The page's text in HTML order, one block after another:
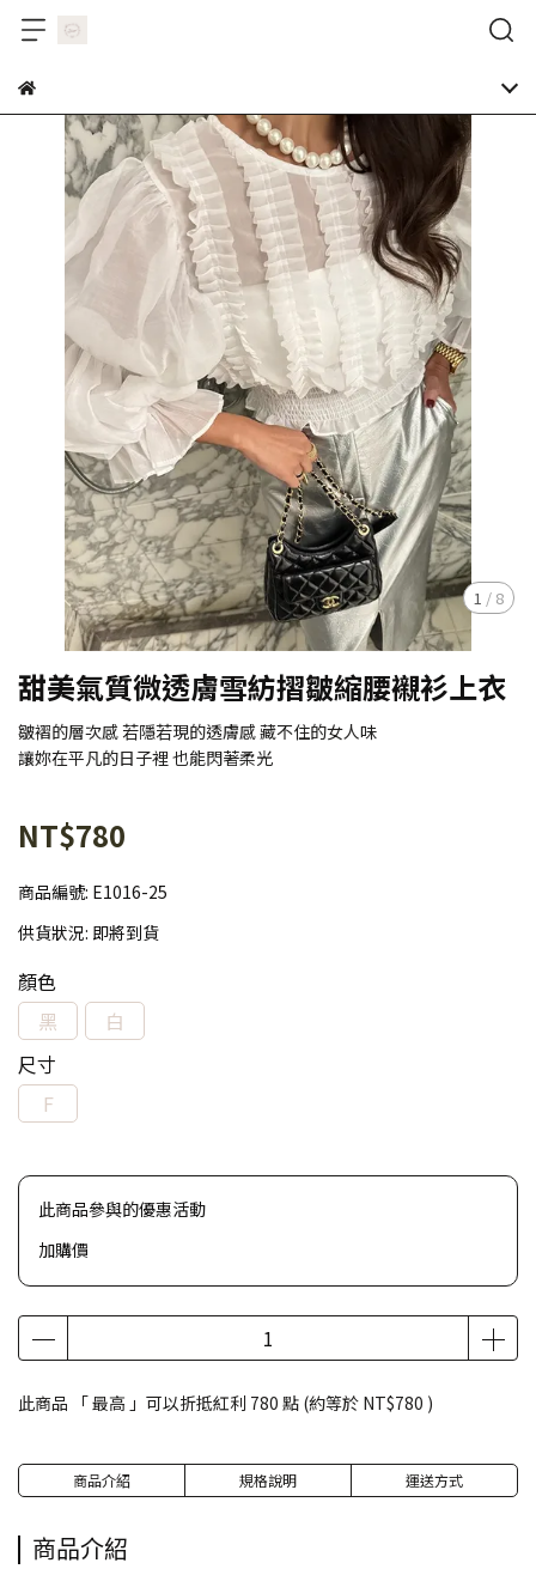
1 / 8
甜美氣質微透膚雪紡摺皺縮腰襯衫上衣
皺褶的層次感 若隱若現的透膚感 藏不住的女人味
讓妳在平凡的日子裡 也能閃著柔光
NT$780
商品編號: E1016-25
供貨狀況: 即將到貨
顏色
黑
白
尺寸
F
此商品參與的優惠活動
加購價
此商品 「 最高 」可以折抵紅利 780 點 (約等於 NT$780 )
商品介紹 規格說明 運送方式
商品介紹